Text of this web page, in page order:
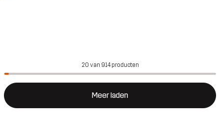
20 van 914 producten
Meer laden